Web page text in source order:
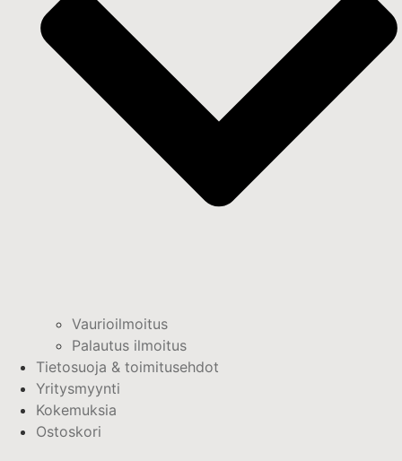
Vaurioilmoitus
Palautus ilmoitus
Tietosuoja & toimitusehdot
Yritysmyynti
Kokemuksia
Ostoskori